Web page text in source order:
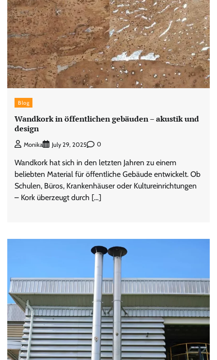
Blog
Wandkork in öffentlichen gebäuden – akustik und
design
Monika July 29, 2025 0
Wandkork hat sich in den letzten Jahren zu einem
beliebten Material für öffentliche Gebäude entwickelt. Ob
Schulen, Büros, Krankenhäuser oder Kultureinrichtungen
– Kork überzeugt durch […]